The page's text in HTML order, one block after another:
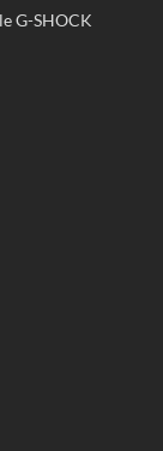
G-SHOCK